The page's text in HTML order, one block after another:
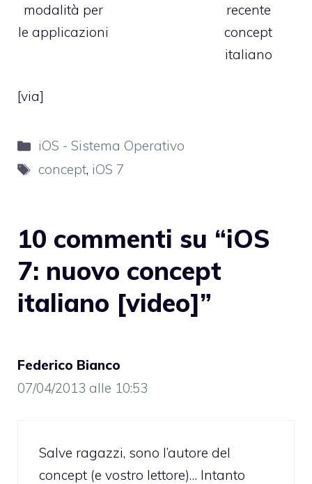
modalità per
le applicazioni
recente
concept
italiano
[via]
Categorie
iOS - Sistema Operativo
Tag
concept, iOS 7
10 commenti su “iOS
7: nuovo concept
italiano [video]”
Federico Bianco
07/04/2013 alle 10:53
Salve ragazzi, sono l’autore del
concept (e vostro lettore)… Intanto